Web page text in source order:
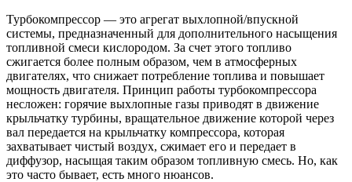
Турбокомпрессор — это агрегат выхлопной/впускной
системы, предназначенный для дополнительного насыщения
топливной смеси кислородом. За счет этого топливо
сжигается более полным образом, чем в атмосферных
двигателях, что снижает потребление топлива и повышает
мощность двигателя. Принцип работы турбокомпрессора
несложен: горячие выхлопные газы приводят в движение
крыльчатку турбины, вращательное движение которой через
вал передается на крыльчатку компрессора, которая
захватывает чистый воздух, сжимает его и передает в
диффузор, насыщая таким образом топливную смесь. Но, как
это часто бывает, есть много нюансов.